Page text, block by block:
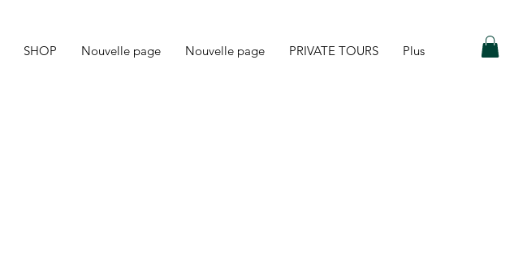
SHOP Nouvelle page Nouvelle page PRIVATE TOURS Plus